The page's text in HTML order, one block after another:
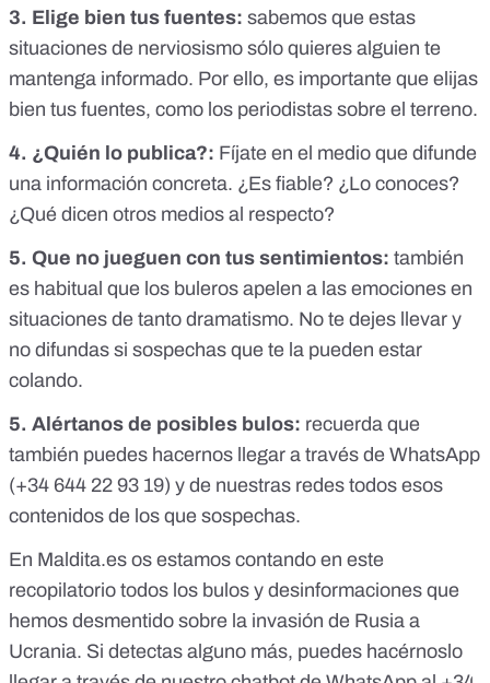
3. Elige bien tus fuentes: sabemos que estas
situaciones de nerviosismo sólo quieres alguien te
mantenga informado. Por ello, es importante que elijas
bien tus fuentes, como los periodistas sobre el terreno.
4. ¿Quién lo publica?: Fíjate en el medio que difunde
una información concreta. ¿Es fiable? ¿Lo conoces?
¿Qué dicen otros medios al respecto?
5. Que no jueguen con tus sentimientos: también
es habitual que los buleros apelen a las emociones en
situaciones de tanto dramatismo. No te dejes llevar y
no difundas si sospechas que te la pueden estar
colando.
5. Alértanos de posibles bulos: recuerda que
también puedes hacernos llegar a través de WhatsApp
(+34 644 22 93 19) y de nuestras redes todos esos
contenidos de los que sospechas.
En Maldita.es os estamos contando en este
recopilatorio todos los bulos y desinformaciones que
hemos desmentido sobre la invasión de Rusia a
Ucrania. Si detectas alguno más, puedes hacérnoslo